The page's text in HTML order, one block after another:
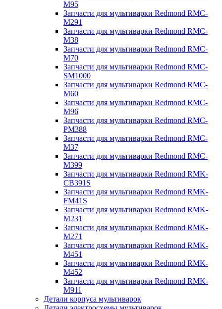
M95
Запчасти для мультиварки Redmond RMC-
M291
Запчасти для мультиварки Redmond RMC-
M38
Запчасти для мультиварки Redmond RMC-
M70
Запчасти для мультиварки Redmond RMC-
SM1000
Запчасти для мультиварки Redmond RMC-
M60
Запчасти для мультиварки Redmond RMC-
M96
Запчасти для мультиварки Redmond RMC-
PM388
Запчасти для мультиварки Redmond RMC-
M37
Запчасти для мультиварки Redmond RMC-
M399
Запчасти для мультиварки Redmond RMK-
CB391S
Запчасти для мультиварки Redmond RMK-
FM41S
Запчасти для мультиварки Redmond RMK-
M231
Запчасти для мультиварки Redmond RMK-
M271
Запчасти для мультиварки Redmond RMK-
M451
Запчасти для мультиварки Redmond RMK-
M452
Запчасти для мультиварки Redmond RMK-
M911
Детали корпуса мультиварок